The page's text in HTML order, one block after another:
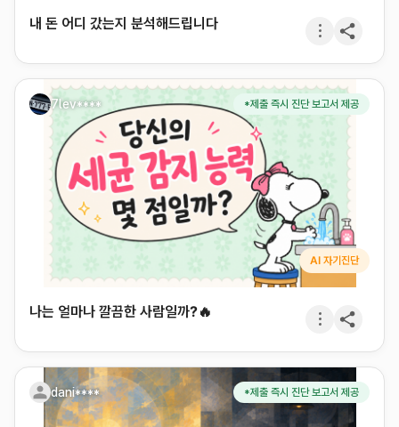
내 돈 어디 갔는지 분석해드립니다
7lev**** *제출 즉시 진단 보고서 제공
AI 자기진단
나는 얼마나 깔끔한 사람일까?🔥
dani**** *제출 즉시 진단 보고서 제공